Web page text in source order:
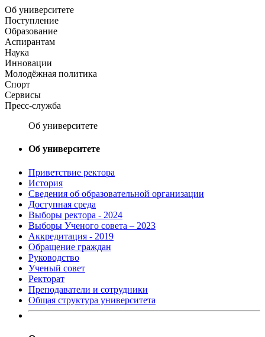
Об университете
Поступление
Образование
Аспирантам
Наука
Инновации
Молодёжная политика
Спорт
Сервисы
Пресс-служба
Об университете
Об университете
Приветствие ректора
История
Сведения об образовательной организации
Доступная среда
Выборы ректора - 2024
Выборы Ученого совета – 2023
Аккредитация - 2019
Обращение граждан
Руководство
Ученый совет
Ректорат
Преподаватели и сотрудники
Общая структура университета